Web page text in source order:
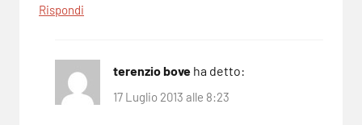
Rispondi
terenzio bove ha detto:
17 Luglio 2013 alle 8:23